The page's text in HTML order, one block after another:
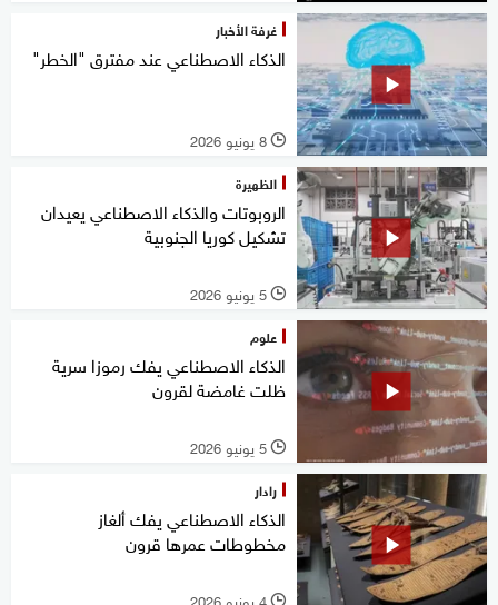
غرفة الأخبار
الذكاء الاصطناعي عند مفترق "الخطر"
l 8 يونيو 2026
الظهيرة
الروبوتات والذكاء الاصطناعي يعيدان
تشكيل كوريا الجنوبية
l 5 يونيو 2026
علوم
الذكاء الاصطناعي يفك رموزا سرية
ظلت غامضة لقرون
l 5 يونيو 2026
رادار
الذكاء الاصطناعي يفك ألغاز
مخطوطات عمرها قرون
l